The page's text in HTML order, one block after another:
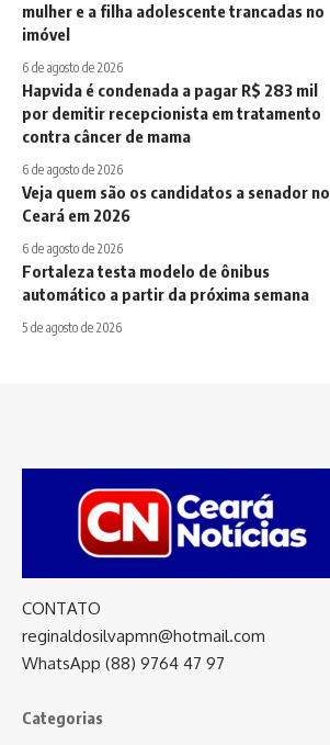
mulher e a filha adolescente trancadas no
imóvel
6 de agosto de 2026
Hapvida é condenada a pagar R$ 283 mil
por demitir recepcionista em tratamento
contra câncer de mama
6 de agosto de 2026
Veja quem são os candidatos a senador no
Ceará em 2026
6 de agosto de 2026
Fortaleza testa modelo de ônibus
automático a partir da próxima semana
5 de agosto de 2026
CONTATO
reginaldosilvapmn@hotmail.com
WhatsApp (88) 9764 47 97
Categorias